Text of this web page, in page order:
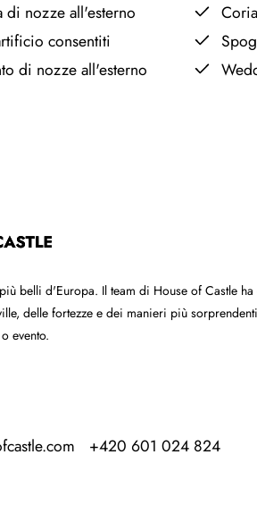
di nozze all'esterno
consentiti
di nozze all'esterno
belli d'Europa. Il team di House of Castle
delle fortezze e dei manieri più
evento.
+420 601 024 824